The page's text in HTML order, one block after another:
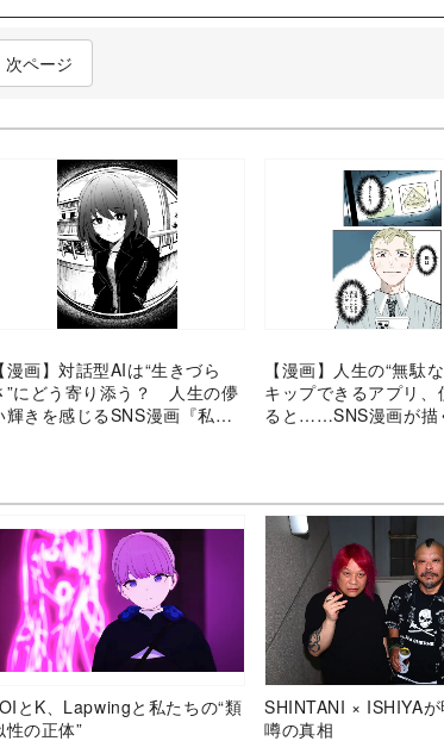
次ページ
【漫画】対話型AIは“生きづら
”にどう寄り添う？ 人生の儚
輝きを感じるSNS漫画『私の
【漫画】人生の“無駄
キップできるアプリ、
ると……SNS漫画が描
とK、Lapwingと私たちの“類
性の正体”
SHINTANI × ISHIYA
噂の真相